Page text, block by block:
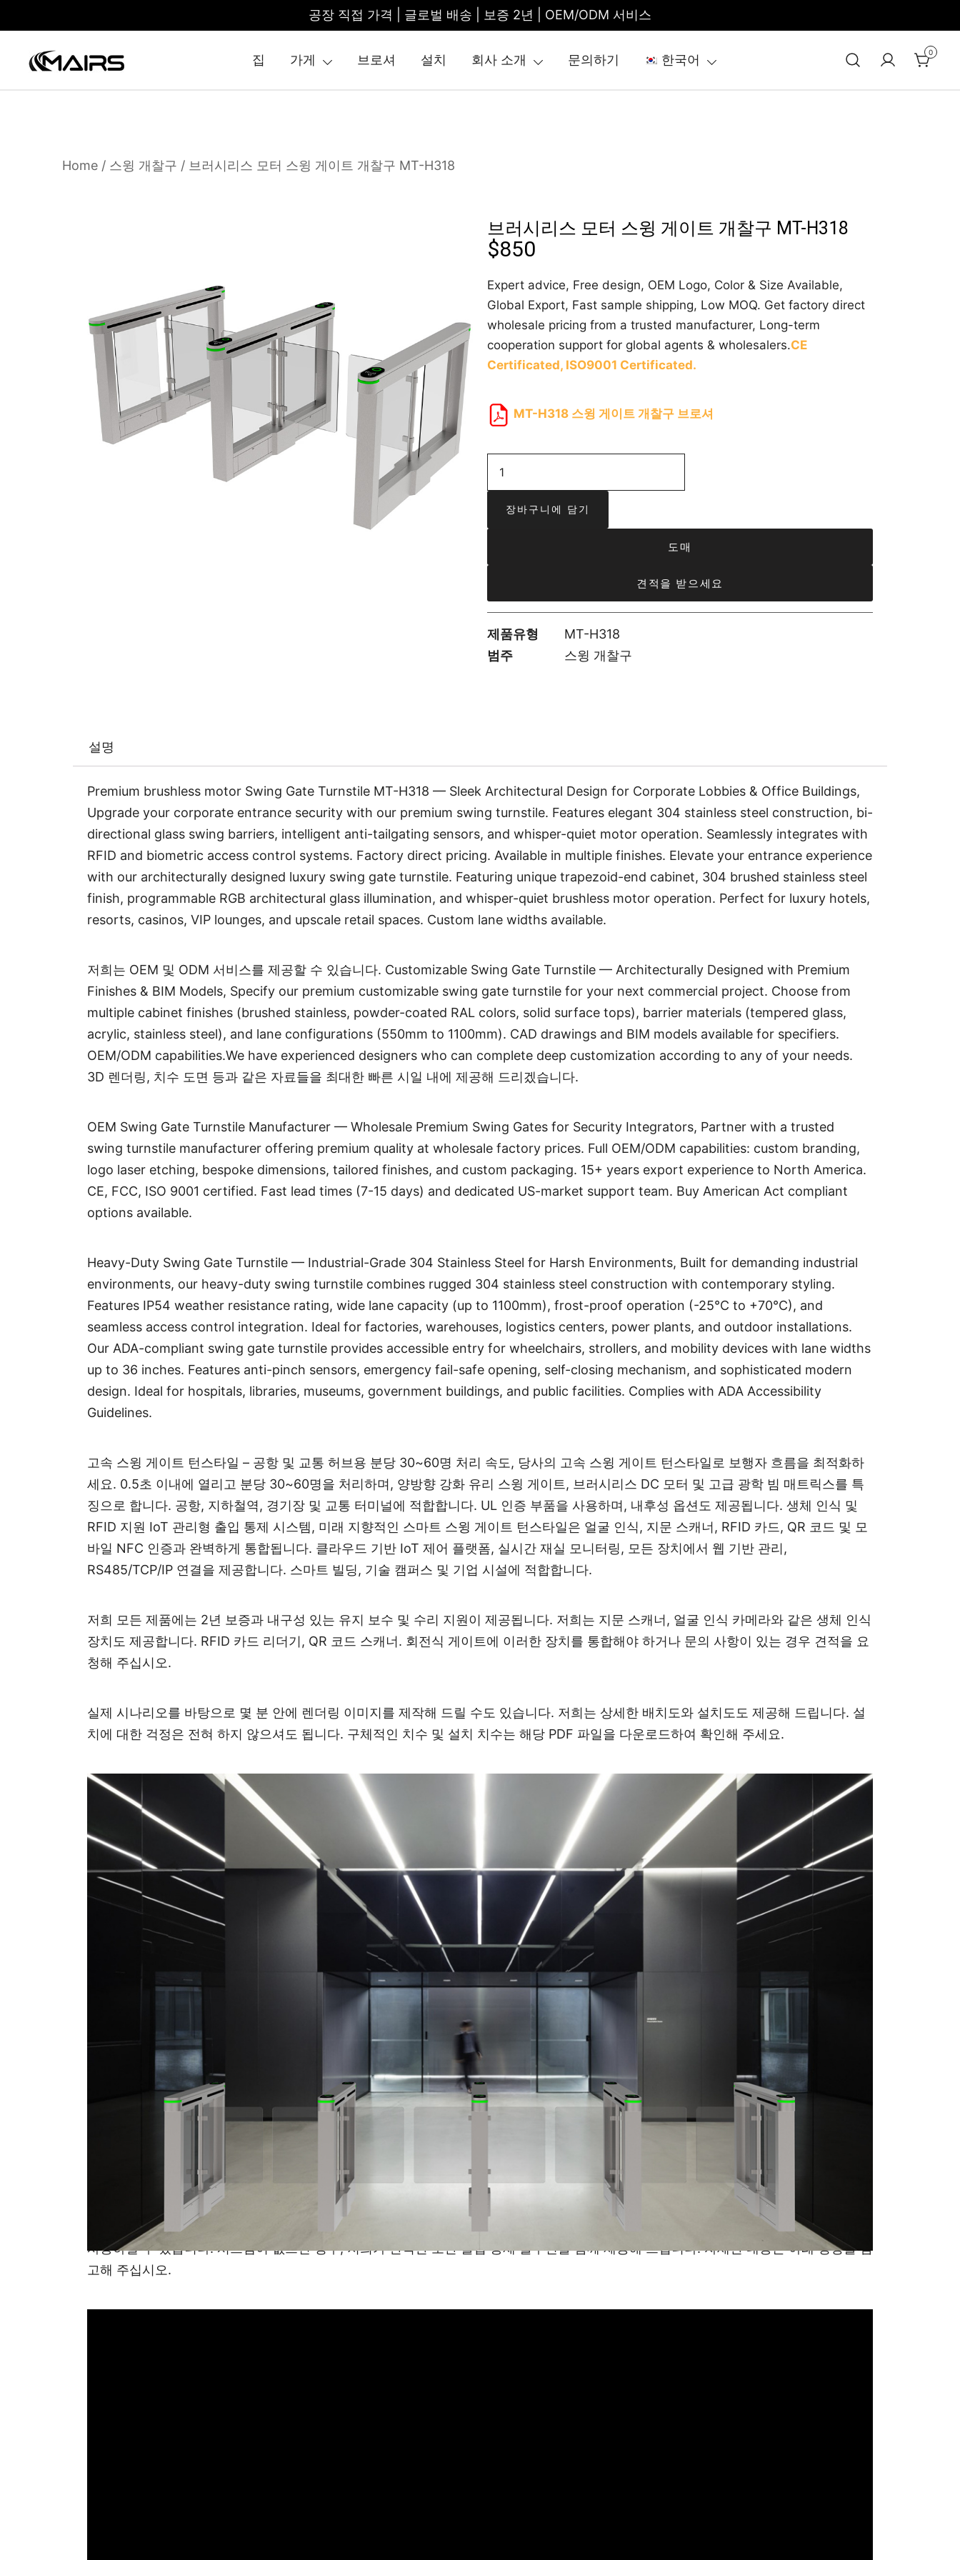
공장 직접 가격 | 글로벌 배송 | 보증 2년 | OEM/ODM 서비스
집 가게 브로셔 설치 회사 소개 문의하기 한국어 0
Home / 스윙 개찰구 / 브러시리스 모터 스윙 게이트 개찰구 MT-H318
브러시리스 모터 스윙 게이트 개찰구 MT-H318
$850
Expert advice, Free design, OEM Logo, Color & Size Available,
Global Export, Fast sample shipping, Low MOQ. Get factory direct
wholesale pricing from a trusted manufacturer, Long-term
cooperation support for global agents & wholesalers.CE
Certificated, ISO9001 Certificated.
MT-H318 스윙 게이트 개찰구 브로셔
장바구니에 담기
도매
견적을 받으세요
제품유형
MT-H318
범주
스윙 개찰구
설명
Premium brushless motor Swing Gate Turnstile MT-H318 — Sleek Architectural Design for Corporate Lobbies & Office Buildings,
Upgrade your corporate entrance security with our premium swing turnstile. Features elegant 304 stainless steel construction, bi-
directional glass swing barriers, intelligent anti-tailgating sensors, and whisper-quiet motor operation. Seamlessly integrates with
RFID and biometric access control systems. Factory direct pricing. Available in multiple finishes. Elevate your entrance experience
with our architecturally designed luxury swing gate turnstile. Featuring unique trapezoid-end cabinet, 304 brushed stainless steel
finish, programmable RGB architectural glass illumination, and whisper-quiet brushless motor operation. Perfect for luxury hotels,
resorts, casinos, VIP lounges, and upscale retail spaces. Custom lane widths available.
저희는 OEM 및 ODM 서비스를 제공할 수 있습니다. Customizable Swing Gate Turnstile — Architecturally Designed with Premium
Finishes & BIM Models, Specify our premium customizable swing gate turnstile for your next commercial project. Choose from
multiple cabinet finishes (brushed stainless, powder-coated RAL colors, solid surface tops), barrier materials (tempered glass,
acrylic, stainless steel), and lane configurations (550mm to 1100mm). CAD drawings and BIM models available for specifiers.
OEM/ODM capabilities.We have experienced designers who can complete deep customization according to any of your needs.
3D 렌더링, 치수 도면 등과 같은 자료들을 최대한 빠른 시일 내에 제공해 드리겠습니다.
OEM Swing Gate Turnstile Manufacturer — Wholesale Premium Swing Gates for Security Integrators, Partner with a trusted
swing turnstile manufacturer offering premium quality at wholesale factory prices. Full OEM/ODM capabilities: custom branding,
logo laser etching, bespoke dimensions, tailored finishes, and custom packaging. 15+ years export experience to North America.
CE, FCC, ISO 9001 certified. Fast lead times (7-15 days) and dedicated US-market support team. Buy American Act compliant
options available.
Heavy-Duty Swing Gate Turnstile — Industrial-Grade 304 Stainless Steel for Harsh Environments, Built for demanding industrial
environments, our heavy-duty swing turnstile combines rugged 304 stainless steel construction with contemporary styling.
Features IP54 weather resistance rating, wide lane capacity (up to 1100mm), frost-proof operation (-25°C to +70°C), and
seamless access control integration. Ideal for factories, warehouses, logistics centers, power plants, and outdoor installations.
Our ADA-compliant swing gate turnstile provides accessible entry for wheelchairs, strollers, and mobility devices with lane widths
up to 36 inches. Features anti-pinch sensors, emergency fail-safe opening, self-closing mechanism, and sophisticated modern
design. Ideal for hospitals, libraries, museums, government buildings, and public facilities. Complies with ADA Accessibility
Guidelines.
고속 스윙 게이트 턴스타일 – 공항 및 교통 허브용 분당 30~60명 처리 속도, 당사의 고속 스윙 게이트 턴스타일로 보행자 흐름을 최적화하
세요. 0.5초 이내에 열리고 분당 30~60명을 처리하며, 양방향 강화 유리 스윙 게이트, 브러시리스 DC 모터 및 고급 광학 빔 매트릭스를 특
징으로 합니다. 공항, 지하철역, 경기장 및 교통 터미널에 적합합니다. UL 인증 부품을 사용하며, 내후성 옵션도 제공됩니다. 생체 인식 및
RFID 지원 IoT 관리형 출입 통제 시스템, 미래 지향적인 스마트 스윙 게이트 턴스타일은 얼굴 인식, 지문 스캐너, RFID 카드, QR 코드 및 모
바일 NFC 인증과 완벽하게 통합됩니다. 클라우드 기반 IoT 제어 플랫폼, 실시간 재실 모니터링, 모든 장치에서 웹 기반 관리,
RS485/TCP/IP 연결을 제공합니다. 스마트 빌딩, 기술 캠퍼스 및 기업 시설에 적합합니다.
저희 모든 제품에는 2년 보증과 내구성 있는 유지 보수 및 수리 지원이 제공됩니다. 저희는 지문 스캐너, 얼굴 인식 카메라와 같은 생체 인식
장치도 제공합니다. RFID 카드 리더기, QR 코드 스캐너. 회전식 게이트에 이러한 장치를 통합해야 하거나 문의 사항이 있는 경우 견적을 요
청해 주십시오.
실제 시나리오를 바탕으로 몇 분 안에 렌더링 이미지를 제작해 드릴 수도 있습니다. 저희는 상세한 배치도와 설치도도 제공해 드립니다. 설
치에 대한 걱정은 전혀 하지 않으셔도 됩니다. 구체적인 치수 및 설치 치수는 해당 PDF 파일을 다운로드하여 확인해 주세요.
기술적 매개변수:
1. 크기: 1500*120*980mm
2. 전원 입력: AC100-240V, 50/60HZ
3. 재질: 400# 헤어라인이 있는 1.2mm SUS 304
4. 팔 재질: 10mm 아크릴
5. 통과 폭: 600mm-1100mm
6. 통로 방향: 단방향/양방향
8. 작동 시간: 0.2초
11. 작동 온도: -40℃~+70℃
12. 작업 환경: 실내
13. 입력 인터페이스: RS485 건식 접점
14. 메커니즘: DC 브러시리스 모터
17. 적용: 공항, 호텔, 정부청사 등
저희는 전체 보안 출입 통제 솔루션을 제공할 수 있습니다. 자체적인 출입 통제 시스템을 보유하고 계시다면, 저희 턴스타일 게이트를 바로
사용하실 수 있습니다. 시스템이 없으신 경우, 저희가 완벽한 보안 출입 통제 솔루션을 함께 제공해 드립니다. 자세한 내용은 아래 영상을 참
고해 주십시오.